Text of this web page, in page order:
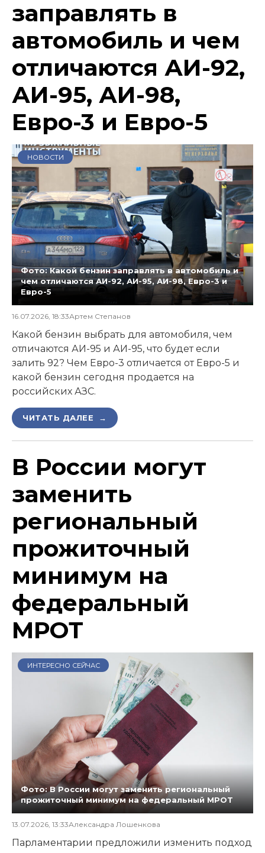
заправлять в
автомобиль и чем
отличаются АИ-92,
АИ-95, АИ-98,
Евро-3 и Евро-5
НОВОСТИ
Фото: Какой бензин заправлять в автомобиль и
чем отличаются АИ-92, АИ-95, АИ-98, Евро-3 и
Евро-5
16.07.2026, 18:33Артем Степанов
Какой бензин выбрать для автомобиля, чем
отличаются АИ-95 и АИ-95, что будет если
залить 92? Чем Евро-3 отличается от Евро-5 и
какой бензин сегодня продается на
российских АЗС.
ЧИТАТЬ ДАЛЕЕ →
В России могут
заменить
региональный
прожиточный
минимум на
федеральный
МРОТ
ИНТЕРЕСНО СЕЙЧАС
Фото: В России могут заменить региональный
прожиточный минимум на федеральный МРОТ
13.07.2026, 13:33Александра Лошенкова
Парламентарии предложили изменить подход